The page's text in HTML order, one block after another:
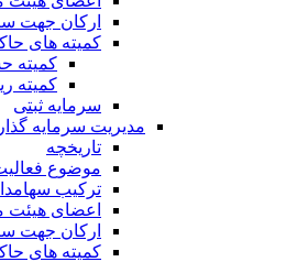
ارکان جهت
کمیته های
کمیته
کمیته
سرمایه ثبتی
مدیریت سرمایه
تاریخچه
موضوع
ترکیب
اعضای هیئت
ارکان جهت
کمیته های